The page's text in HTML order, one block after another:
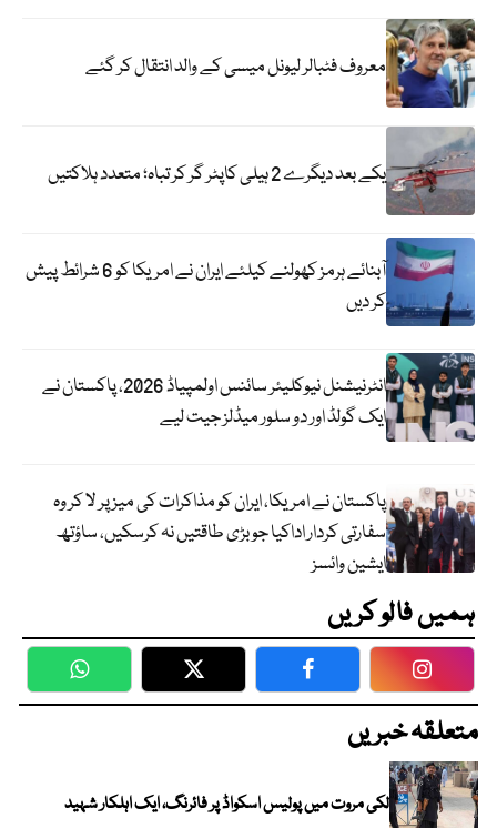
معروف فٹبالر لیونل میسی کے والد انتقال کر گئے
یکے بعد دیگرے 2 ہیلی کاپٹر گر کر تباہ؛ متعدد ہلاکتیں
آبنائے ہرمز کھولنے کیلئے ایران نے امریکا کو 6 شرائط پیش
کر دیں
انٹرنیشنل نیوکلیئر سائنس اولمپیاڈ 2026، پاکستان نے
ایک گولڈ اور دو سلور میڈلز جیت لیے
پاکستان نے امریکا، ایران کو مذاکرات کی میز پر لا کر وہ
سفارتی کردار اداکیا جو بڑی طاقتیں نہ کرسکیں، ساؤتھ
ایشین وائسز
ہمیں فالو کریں
WhatsApp Twitter Facebook
متعلقہ خبریں
لکی مروت میں پولیس اسکواڈ پر فائرنگ، ایک اہلکار شہید